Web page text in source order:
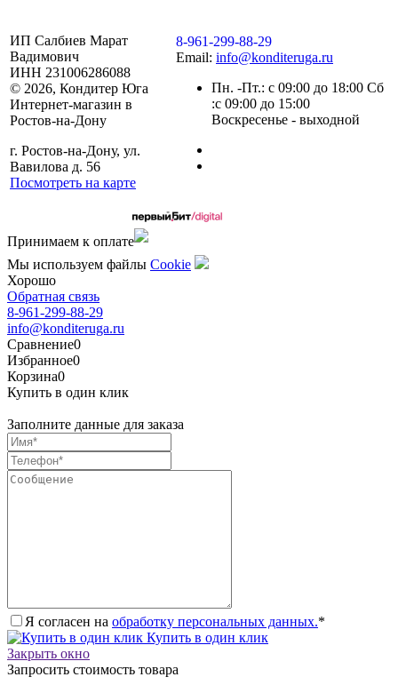
ИП Салбиев Марат
Вадимович
ИНН 231006286088
© 2026, Кондитер Юга
Интернет-магазин в
Ростов-на-Дону
г. Ростов-на-Дону, ул.
Вавилова д. 56
Посмотреть на карте
8-961-299-88-29
Email: info@konditeruga.ru
Пн. -Пт.: с 09:00 до 18:00 Сб
:с 09:00 до 15:00
Воскресенье - выходной
Принимаем к оплате
Мы используем файлы Сookie
Хорошо
Обратная связь
8-961-299-88-29
info@konditeruga.ru
Сравнение0
Избранное0
Корзина0
Купить в один клик
Заполните данные для заказа
Я согласен на обработку персональных данных.*
Купить в один клик
Закрыть окно
Запросить стоимость товара